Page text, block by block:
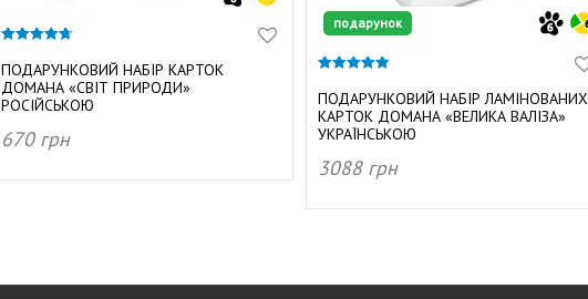
з 5
ПОДАРУНКОВИЙ НАБІР КАРТОК
ДОМАНА «СВІТ ПРИРОДИ»
РОСІЙСЬКОЮ
670 грн
подарунок
з 5
ПОДАРУНКОВИЙ НАБІР ЛАМІНОВАНИХ
КАРТОК ДОМАНА «ВЕЛИКА ВАЛІЗА»
УКРАЇНСЬКОЮ
3088 грн